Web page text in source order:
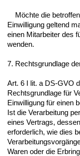
Möchte die
Einwilligung geltend
einen Mitarbeiter des
wenden.
7. Rechtsgrundlage
Art. 6 I lit. a DS-GVO
Rechtsgrundlage für
Einwilligung für einen
Ist die Verarbeitung
eines Vertrags,
erforderlich, wie dies
Waren oder die